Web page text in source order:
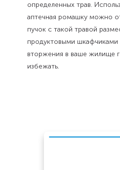
определенных трав.
аптечная ромашку можно
пучок с такой травой
продуктовыми шкафчиками
вторжения в ваше жилище
избежать.